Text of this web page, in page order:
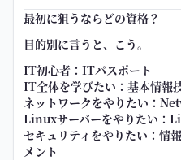
最初に狙うならどの資格？
目的別に言うと、こう。
IT初心者：ITパスポート
IT全体を学びたい：基本情報
ネットワークをやりたい：
Linuxサーバーをやりたい：
セキュリティをやりたい：情
メント